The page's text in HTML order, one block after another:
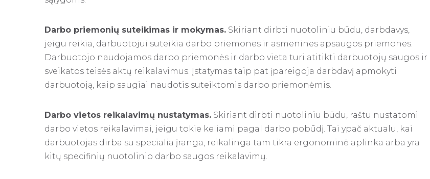
Darbo priemonių suteikimas ir mokymas. Skiriant dirbti nuotoliniu būdu, darbdavys,
jeigu reikia, darbuotojui suteikia darbo priemones ir asmenines apsaugos priemones.
Darbuotojo naudojamos darbo priemonės ir darbo vieta turi atitikti darbuotojų saugos ir
sveikatos teisės aktų reikalavimus. Įstatymas taip pat įpareigoja darbdavį apmokyti
darbuotoją, kaip saugiai naudotis suteiktomis darbo priemonėmis.
Darbo vietos reikalavimų nustatymas. Skiriant dirbti nuotoliniu būdu, raštu nustatomi
darbo vietos reikalavimai, jeigu tokie keliami pagal darbo pobūdį. Tai ypač aktualu, kai
darbuotojas dirba su specialia įranga, reikalinga tam tikra ergonominė aplinka arba yra
kitų specifinių nuotolinio darbo saugos reikalavimų.